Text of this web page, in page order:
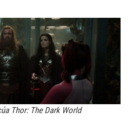
Thor: The Dark World